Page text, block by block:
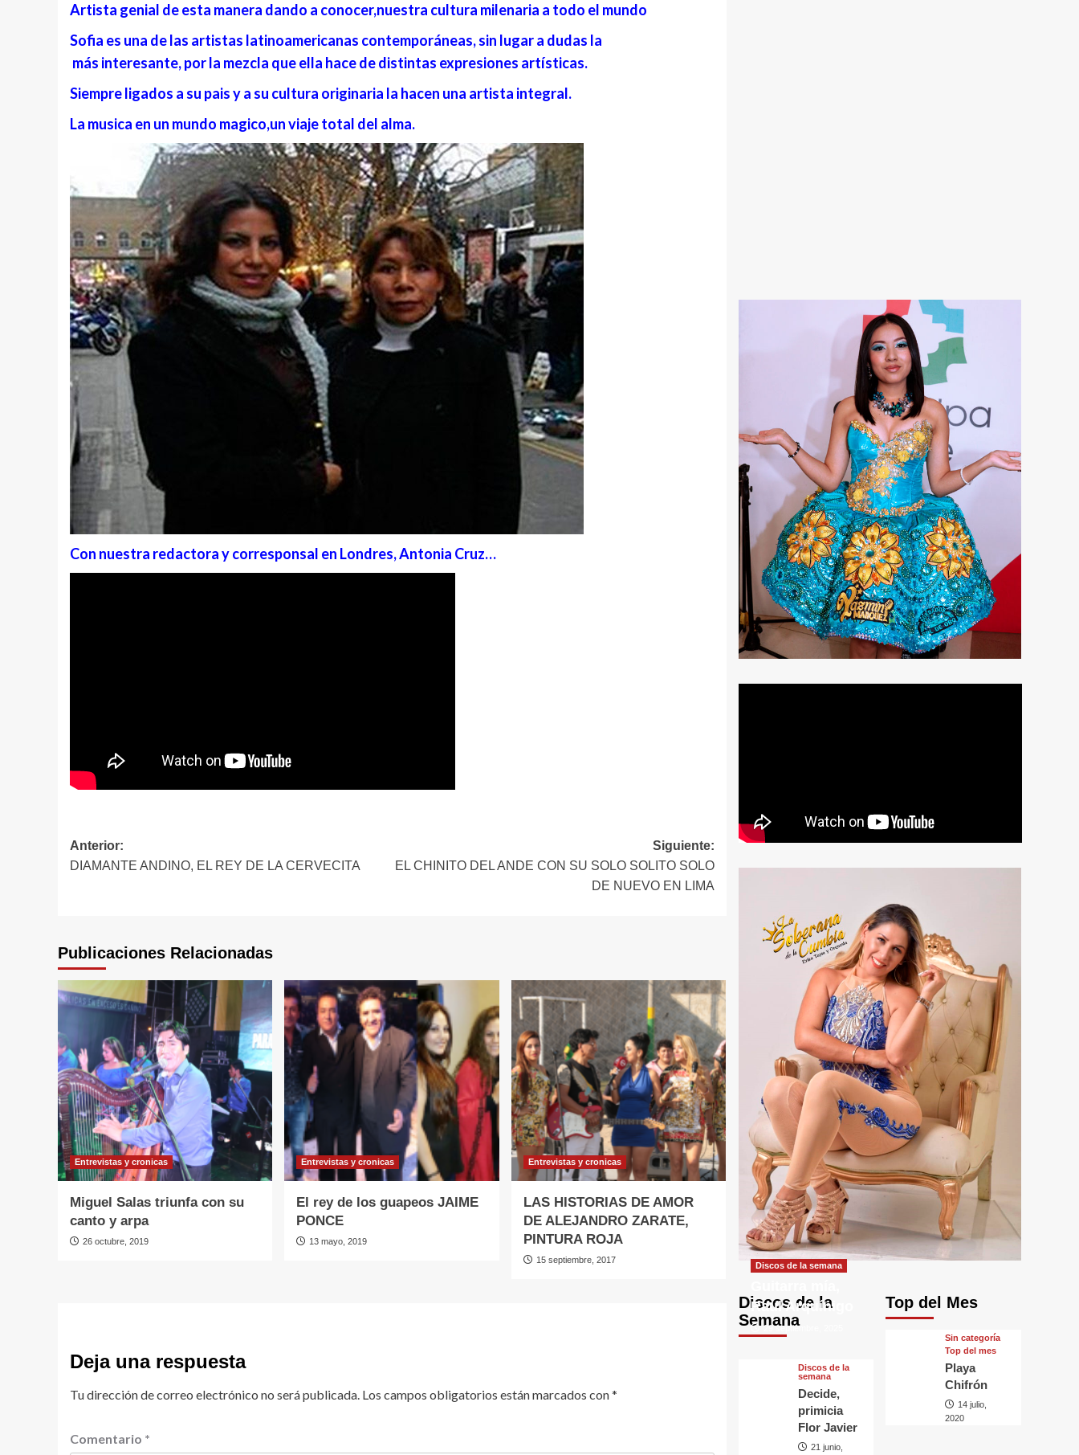
Artista genial de esta manera dando a conocer,nuestra cultura milenaria a todo el mundo
Sofia es una de las artistas latinoamericanas contemporáneas, sin lugar a dudas la
más interesante, por la mezcla que ella hace de distintas expresiones artísticas.
Siempre ligados a su pais y a su cultura originaria la hacen una artista integral.
La musica en un mundo magico,un viaje total del alma.
Con nuestra redactora y corresponsal en Londres, Antonia Cruz…
Navegación
de
Anterior:
DIAMANTE ANDINO, EL REY DE LA CERVECITA
Siguiente:
EL CHINITO DEL ANDE CON SU SOLO SOLITO SOLO
DE NUEVO EN LIMA
Publicaciones Relacionadas
Entrevistas y cronicas
Miguel Salas triunfa con su
canto y arpa
26 octubre, 2019
Entrevistas y cronicas
El rey de los guapeos JAIME
PONCE
13 mayo, 2019
Entrevistas y cronicas
LAS HISTORIAS DE AMOR
DE ALEJANDRO ZARATE,
PINTURA ROJA
15 septiembre, 2017
Deja una respuesta
Tu dirección de correo electrónico no será publicada. Los campos obligatorios están marcados con*
Comentario *
Discos de la
Semana
Discos de la semana
Raul Arquínigo
29 septiembre, 2025
Discos de la
semana
Decide,
primicia
Flor Javier
21 junio,
Top del Mes
Sin categorí­a
Top del mes
Playa
Chifrón
14 julio,
2020